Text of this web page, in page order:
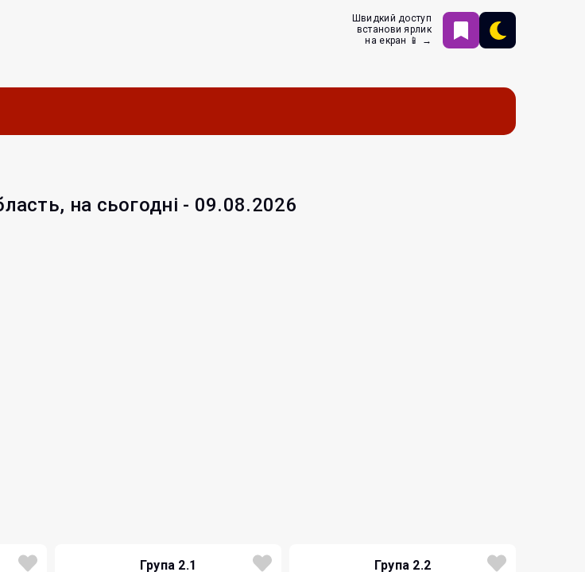
Швидкий доступ
встанови ярлик
на екран 📱 →
на сьогодні - 09.08.2026
Група 2.1 Група 2.2